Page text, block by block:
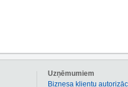
Uzņēmumiem
Biznesa klientu